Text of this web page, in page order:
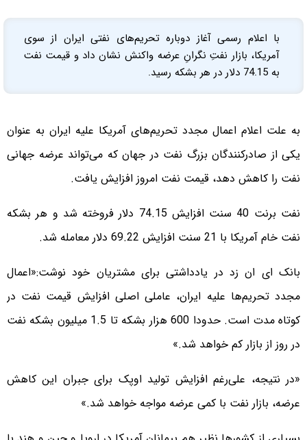
با اعلام رسمی آغاز دوباره تحریم‌های نفتی ایران از سوی
آمریکا، بازار نفتِ نگرانِ عرضه واکنش نشان داد و قیمت نفت
به 74.15 دلار در هر بشکه رسید.
به علت اعلام اعمال مجدد تحریم‌های آمریکا علیه ایران به عنوان
یکی از صادرکنندگان بزرگ نفت در جهان که می‌تواند عرضه جهانی
نفت را کاهش دهد، قیمت نفت امروز افزایش یافت.
نفت برنت 40 سنت افزایش 74.15 دلار فروخته شد و هر بشکه
نفت خام آمریکا با 21 سنت افزایش 69.22 دلار معامله شد.
بانک ای ان زد در یادداشتی برای مشتریان خود نوشت:«اعمال
مجدد تحریم‌ها علیه ایران، عاملی اصلی افزایش قیمت نفت در
کوتاه مدت است. حدودا 600 هزار بشکه تا 1.5 میلیون بشکه نفت
در روز از بازار کم خواهد شد.»
«در نتیجه، علی‌رغم افزایش تولید اوپک برای جبران این کاهش
عرضه، بازار نفت با کمی عرضه مواجه خواهد شد.»